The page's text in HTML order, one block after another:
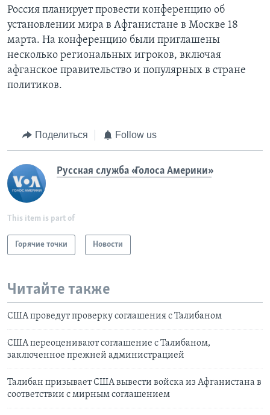
Россия планирует провести конференцию об
установлении мира в Афганистане в Москве 18
марта. На конференцию были приглашены
несколько региональных игроков, включая
афганское правительство и популярных в стране
политиков.
Поделиться Follow us
Русская служба «Голоса Америки»
This item is part of
Горячие точки Новости
Читайте также
США проведут проверку соглашения с Талибаном
США переоценивают соглашение с Талибаном,
заключенное прежней администрацией
Талибан призывает США вывести войска из Афганистана в
соответствии с мирным соглашением